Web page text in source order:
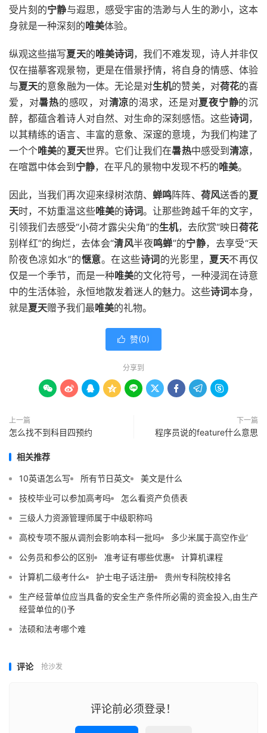
受片刻的宁静与遐思，感受宇宙的浩渺与人生的渺小，这本
身就是一种深刻的唯美体验。
纵观这些描写夏天的唯美诗词 ，我们不难发现，诗人并非仅
仅在描摹客观景物，更是在借景抒情，将自身的情感、体验
与夏天的意象融为一体。无论是对生机的赞美，对荷花的喜
爱，对暑热的感叹，对清凉的渴求，还是对夏夜宁静的沉
醉，都蕴含着诗人对自然、对生命的深刻感悟。这些诗词 ，
以其精练的语言、丰富的意象、深邃的意境，为我们构建了
一个个唯美的夏天世界。它们让我们在暑热中感受到 清凉，
在喧嚣中体会到 宁静，在平凡的景物中发现不朽的唯美。
因此，当我们再次迎来绿树浓荫、蝉鸣阵阵、 荷风送香的夏
天时，不妨重温这些唯美的诗词。让那些跨越千年的文字，
引领我们去感受“小荷才露尖尖角”的生机，去欣赏“映日 荷花
别样红”的绚烂，去体会“清风半夜鸣蝉”的宁静，去享受“天
阶夜色凉如水”的惬意。在这些诗词 的光影里，夏天不再仅
仅是一个季节，而是一种唯美的文化符号，一种浸润在诗意
中的生活体验，永恒地散发着迷人的魅力。这些诗词本身，
就是夏天赠予我们最唯美的礼物。
 赞(0)
分享到
        
上一篇
怎么找不到科目四预约
下一篇
程序员说的feature什么意思
相关推荐
10英语怎么写 所有节日英文
美文是什么
技校毕业可以参加高考吗
怎么看资产负债表
三级人力资源管理师属于中级职称吗
高校专项不服从调剂会影响本科一批吗
多少米属于高空作业‘
公务员和参公的区别
准考证有哪些优惠
计算机课程
计算机二级考什么
护士电子话注册
贵州专科院校排名
生产经营单位应当具备的安全生产条件所必需的资金投入,由生产
经营单位的()予
法硕和法考哪个难
评论 抢沙发
评论前必须登录！